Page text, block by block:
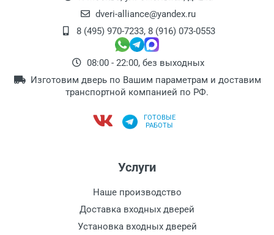
dveri-alliance@yandex.ru
8 (495) 970-7233, 8 (916) 073-0553
08:00 - 22:00, без выходных
Изготовим дверь по Вашим параметрам и доставим
транспортной компанией по РФ.
ГОТОВЫЕ
РАБОТЫ
Услуги
Наше производство
Доставка входных дверей
Установка входных дверей